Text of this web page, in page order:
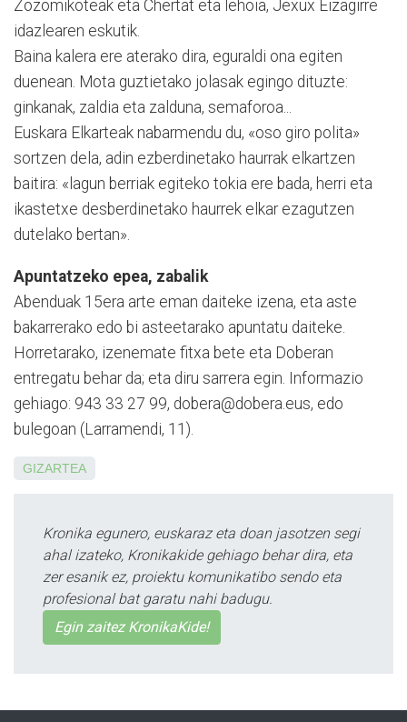
Zozomikoteak eta Chertat eta lehoia, Jexux Eiza­girre
idazlearen eskutik.
Baina kalera ere aterako dira, eguraldi ona egiten
duenean. Mota guztietako jolasak egingo dituzte:
ginkanak, zaldia eta zalduna, semaforoa...
Euskara Elkarteak nabarmendu du, «oso giro polita»
sortzen dela, adin ezberdinetako haurrak elkartzen
baitira: «lagun berriak egiteko tokia ere bada, herri eta
ikastetxe desberdinetako haurrek elkar ezagutzen
dutelako bertan».
Apuntatzeko epea, zabalik
Abenduak 15era arte eman daiteke izena, eta aste
bakarrerako edo bi asteetarako apuntatu daiteke.
Horretarako, izenemate fitxa bete eta Doberan
entregatu behar da; eta diru sarrera egin. Informazio
gehiago: 943 33 27 99, dobera@dobera.eus, edo
bulegoan (Larramendi, 11).
GIZARTEA
Kronika egunero, euskaraz eta doan jasotzen segi
ahal izateko, Kronikakide gehiago behar dira, eta
zer esanik ez, proiektu komunikatibo sendo eta
profesional bat garatu nahi badugu.
Egin zaitez KronikaKide!